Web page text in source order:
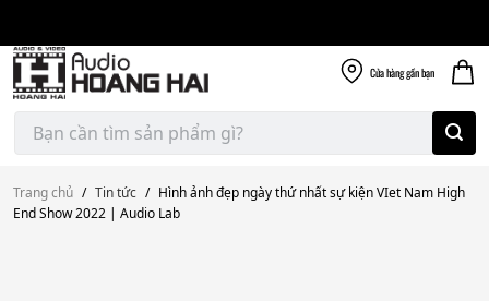
content
Cửa hànggần bạn
Tìm
kiếm:
Trang chủ / Tin tức / Hình ảnh đẹp ngày thứ nhất sự kiện VIet Nam High
End Show 2022 | Audio Lab